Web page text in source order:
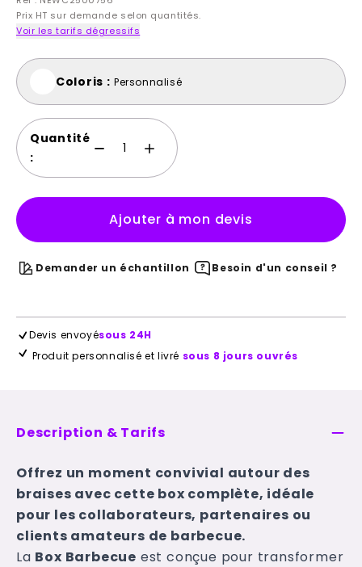
Prix HT sur demande selon quantités.
Voir les tarifs dégressifs
Coloris : Personnalisé
Quantité
:
Ajouter à mon devis
Demander un échantillon Besoin d'un conseil ?
Devis envoyésous 24H
Produit personnalisé et livré sous 8 jours ouvrés
Description & Tarifs
Offrez un moment convivial autour des
braises avec cette box complète, idéale
pour les collaborateurs, partenaires ou
clients amateurs de barbecue.
La Box Barbecue est conçue pour transformer